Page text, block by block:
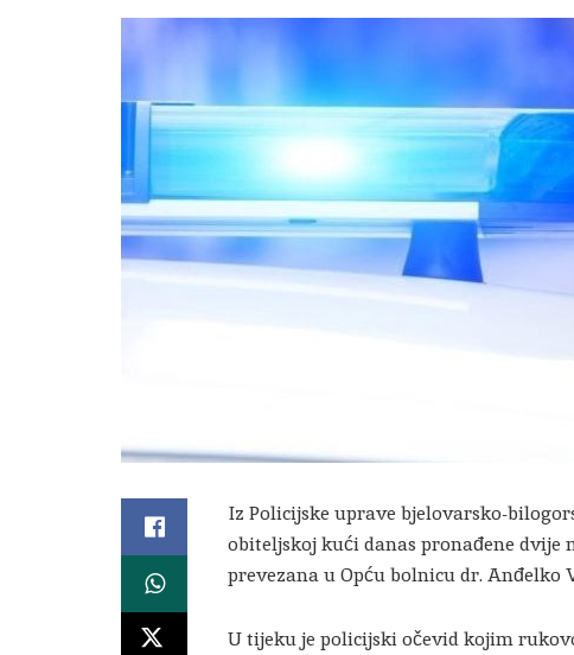
Iz Policijske uprave bjelovarsko-
obiteljskoj kući danas pronađene dvije
prevezana u Opću bolnicu dr. Anđelko
U tijeku je policijski očevid kojim